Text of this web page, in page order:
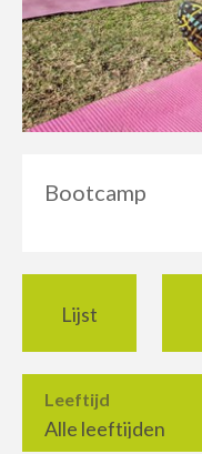
Bootcamp
Lijst
Leeftijd
Alle leeftijden